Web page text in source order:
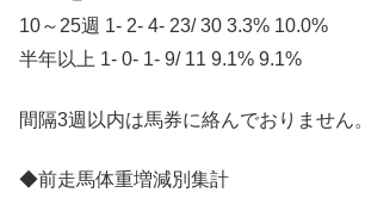
10～25週 1- 2- 4- 23/ 30 3.3% 10.0%
半年以上 1- 0- 1- 9/ 11 9.1% 9.1%
間隔3週以内は馬券に絡んでおりません。
◆前走馬体重増減別集計